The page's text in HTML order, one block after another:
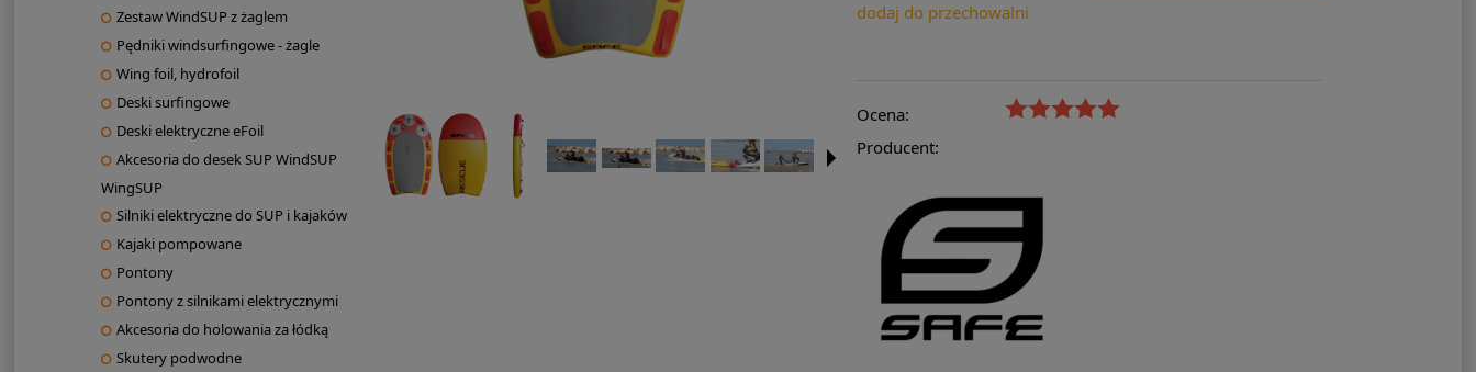
Zestaw WindSUP z żaglem
Pędniki windsurfingowe - żagle
Wing foil, hydrofoil
Deski surfingowe
Deski elektryczne eFoil
Akcesoria do desek SUP WindSUP
WingSUP
Silniki elektryczne do SUP i kajaków
Kajaki pompowane
Pontony
Pontony z silnikami elektrycznymi
Akcesoria do holowania za łódką
Skutery podwodne
dodaj do przechowalni
Ocena:
Producent: